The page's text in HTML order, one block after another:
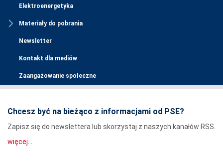
Elektroenergetyka
Materiały do pobrania
Newsletter
Kontakt dla mediów
Zaangażowanie społeczne
Chcesz być na bieżąco z informacjami od PSE?
Zapisz się do newslettera lub skorzystaj z naszych kanałów RSS.
więcej...